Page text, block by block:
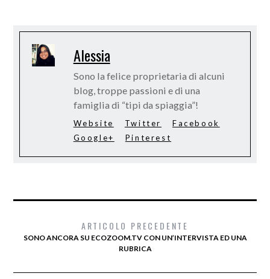
Alessia
Sono la felice proprietaria di alcuni
blog, troppe passioni e di una
famiglia di “tipi da spiaggia”!
Website Twitter
Facebook
Google+
Pinterest
ARTICOLO PRECEDENTE
SONO ANCORA SU ECOZOOM.TV CON UN’INTERVISTA ED UNA
RUBRICA